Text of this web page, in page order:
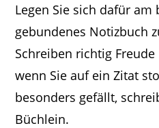
Legen Sie sich dafür am
gebundenes Notizbuch
Schreiben richtig Freude
wenn Sie auf ein Zitat
besonders gefällt,
Büchlein.